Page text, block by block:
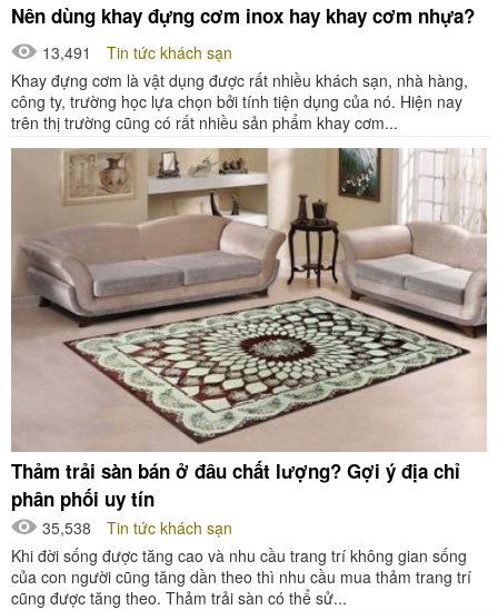
Nên dùng khay đựng cơm inox hay khay cơm nhựa?
13,491
Tin tức khách sạn
Khay đựng cơm là vật dụng được rất nhiều khách sạn, nhà hàng,
công ty, trường học lựa chọn bởi tính tiện dụng của nó. Hiện nay
trên thị trường cũng có rất nhiều sản phẩm khay cơm...
Thảm trải sàn bán ở đâu chất lượng? Gợi ý địa chỉ
phân phối uy tín
35,538
Tin tức khách sạn
Khi đời sống được tăng cao và nhu cầu trang trí không gian sống
của con người cũng tăng dần theo thì nhu cầu mua thảm trang trí
cũng được tăng theo. Thảm trải sàn có thể sử...